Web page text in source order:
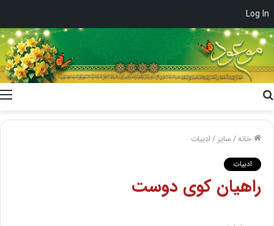
Log In
خانه/سایر /ادبیات
ادبیات
راهیان کوى دوست